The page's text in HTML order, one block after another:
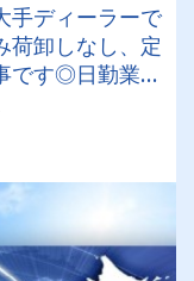
手ディーラーで
卸しなし、定
です◎日勤業務